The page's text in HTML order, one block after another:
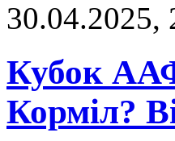
30.04.2025,
Кубок
Корміл?